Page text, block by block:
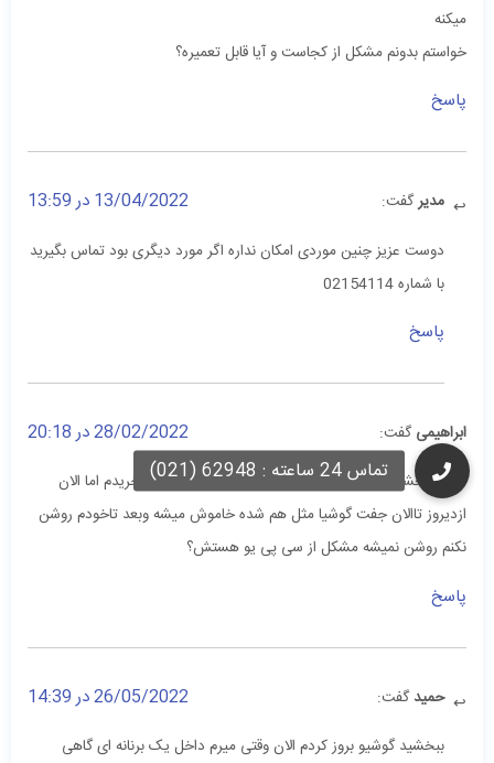
میکنه
خواستم بدونم مشکل از کجاست و آیا قابل تعمیره؟
پاسخ
مدیرگفت: 13/04/2022 در 13:59
دوست عزیز چنین موردی امکان نداره اگر مورد دیگری بود تماس بگیرید
با شماره 02154114
پاسخ
ابراهیمی گفت: 28/02/2022 در 20:18
سلام ببخشید من یه گوشی a22وگوشیa71دارم که تازه خریدم اما الان
ازدیروز تاالان جفت گوشیا مثل هم شده خاموش میشه وبعد تاخودم روشن
نکنم روشن نمیشه مشکل از سی پی یو هستش؟
پاسخ
حمید گفت: 26/05/2022 در 14:39
ببخشید گوشیو بروز کردم الان وقتی میرم داخل یک برنانه ای گاهی